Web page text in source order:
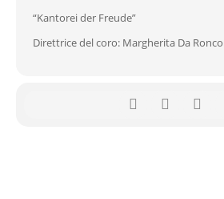
“Kantorei der Freude”
Direttrice del coro: Margherita Da Ronco